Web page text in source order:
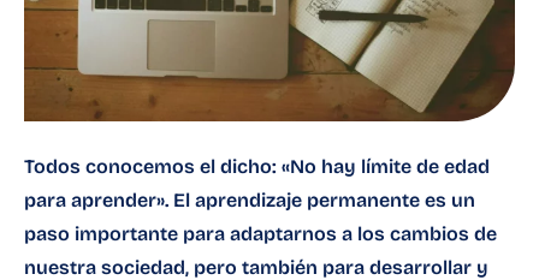
Todos conocemos el dicho: «No hay límite de edad
para aprender». El aprendizaje permanente es un
paso importante para adaptarnos a los cambios de
nuestra sociedad, pero también para desarrollar y